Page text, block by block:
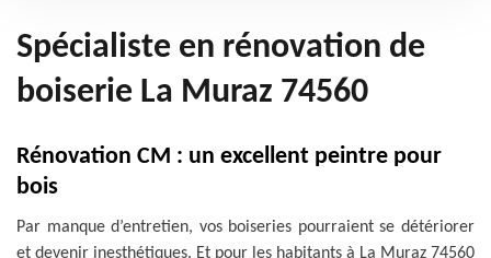
Spécialiste en rénovation de
boiserie La Muraz 74560
Rénovation CM : un excellent peintre pour
bois
Par manque d’entretien, vos boiseries pourraient se détériorer
et devenir inesthétiques. Et pour les habitants à La Muraz 74560